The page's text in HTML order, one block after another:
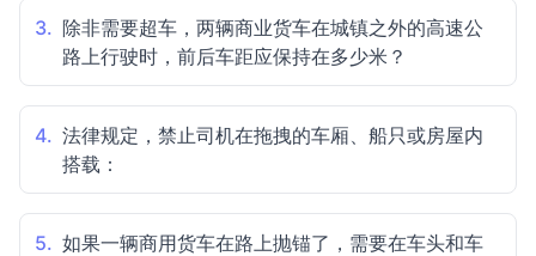
3. 除非需要超车，两辆商业货车在城镇之外的高速公
路上行驶时，前后车距应保持在多少米？
4. 法律规定，禁止司机在拖拽的车厢、船只或房屋内
搭载：
5. 如果一辆商用货车在路上抛锚了，需要在车头和车